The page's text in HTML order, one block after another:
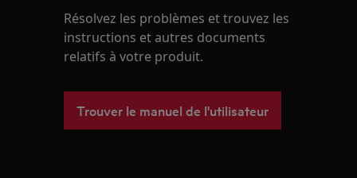
Résolvez les problèmes et trouvez les
instructions et autres documents
relatifs à votre produit.
Trouver le manuel de l'utilisateur